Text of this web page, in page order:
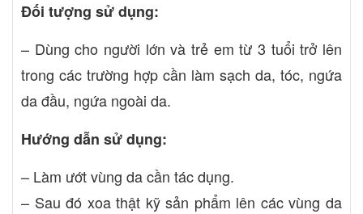
Đối tượng sử dụng:
– Dùng cho người lớn và trẻ em từ 3 tuổi trở lên
trong các trường hợp cần làm sạch da, tóc, ngứa
da đầu, ngứa ngoài da.
Hướng dẫn sử dụng:
– Làm ướt vùng da cần tác dụng.
– Sau đó xoa thật kỹ sản phẩm lên các vùng da